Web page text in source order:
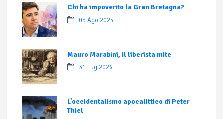
Chi ha impoverito la Gran Bretagna?
05 Ago 2026
Mauro Marabini, il liberista mite
31 Lug 2026
L’occidentalismo apocalittico di Peter
Thiel